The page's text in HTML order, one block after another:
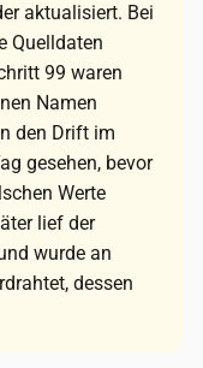
aktualisiert. Bei
Quelldaten
99 waren
Namen
den Drift im
gesehen, bevor
Werte
lief der
wurde an
dessen